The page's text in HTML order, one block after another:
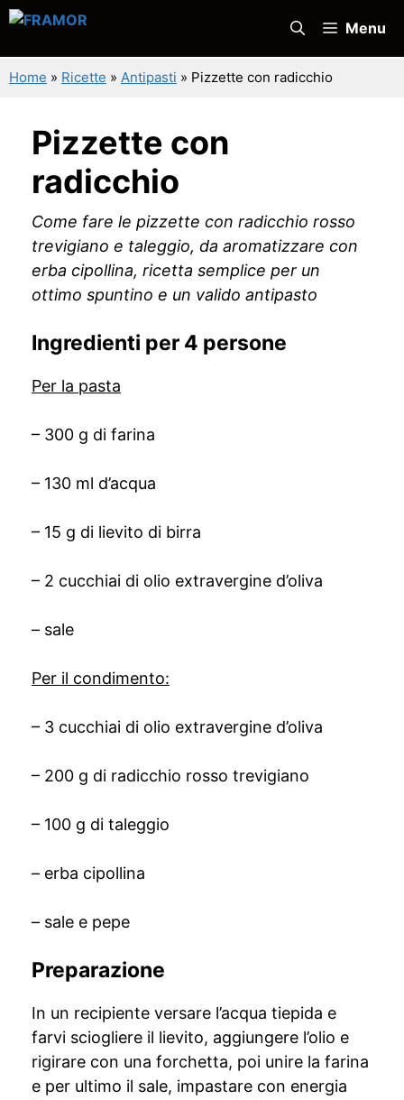
Vai
contenuto
Menu
Home » Ricette » Antipasti » Pizzette con radicchio
Pizzette con
radicchio
Come fare le pizzette con radicchio rosso
trevigiano e taleggio, da aromatizzare con
erba cipollina, ricetta semplice per un
ottimo spuntino e un valido antipasto
Ingredienti per 4 persone
Per la pasta
– 300 g di farina
– 130 ml d’acqua
– 15 g di lievito di birra
– 2 cucchiai di olio extravergine d’oliva
– sale
Per il condimento:
– 3 cucchiai di olio extravergine d’oliva
– 200 g di radicchio rosso trevigiano
– 100 g di taleggio
– erba cipollina
– sale e pepe
Preparazione
In un recipiente versare l’acqua tiepida e
farvi sciogliere il lievito, aggiungere l’olio e
rigirare con una forchetta, poi unire la farina
e per ultimo il sale, impastare con energia